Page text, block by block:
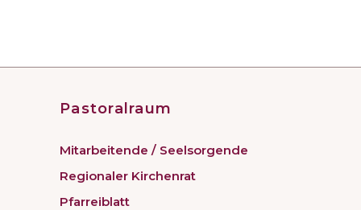
Pastoralraum
Mitarbeitende / Seelsorgende
Regionaler Kirchenrat
Pfarreiblatt